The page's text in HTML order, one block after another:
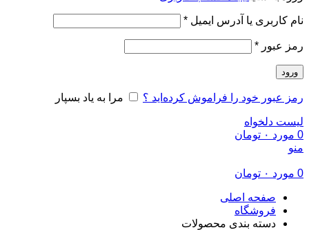
نام کاربری یا آدرس ایمیل *الزامی
رمز عبور *الزامی
ورود
رمز عبور خود را فراموش کرده‌اید ؟ مرا به یاد بسپار
لیست دلخواه
0 مورد ۰ تومان
منو
0 مورد ۰ تومان
صفحه اصلی
فروشگاه
دسته بندی محصولات